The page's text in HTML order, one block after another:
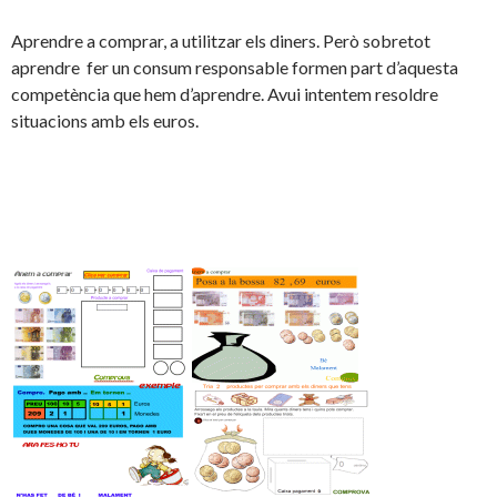
Aprendre a comprar, a utilitzar els diners. Però sobretot
aprendre fer un consum responsable formen part d’aquesta
competència que hem d’aprendre. Avui intentem resoldre
situacions amb els euros.